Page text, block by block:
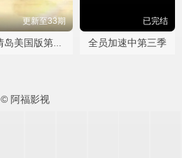
更新至33期
爱情岛美国版第八季
已完结
全员加速中第三季
© 阿福影视